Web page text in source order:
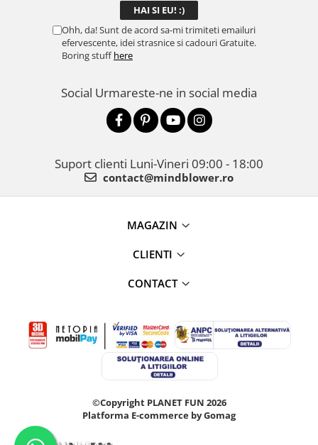
Ohh, da! Sunt de acord sa-mi trimiteti emailuri
efervescente, idei strasnice si cadouri Gratuite.
Boring stuffhere
Social Urmareste-ne in social media
Suport clienti Luni-Vineri 09:00 - 18:00
contact@mindblower.ro
MAGAZIN
CLIENTI
CONTACT
©Copyright PLANET FUN 2026
Platforma E-commerce by Gomag